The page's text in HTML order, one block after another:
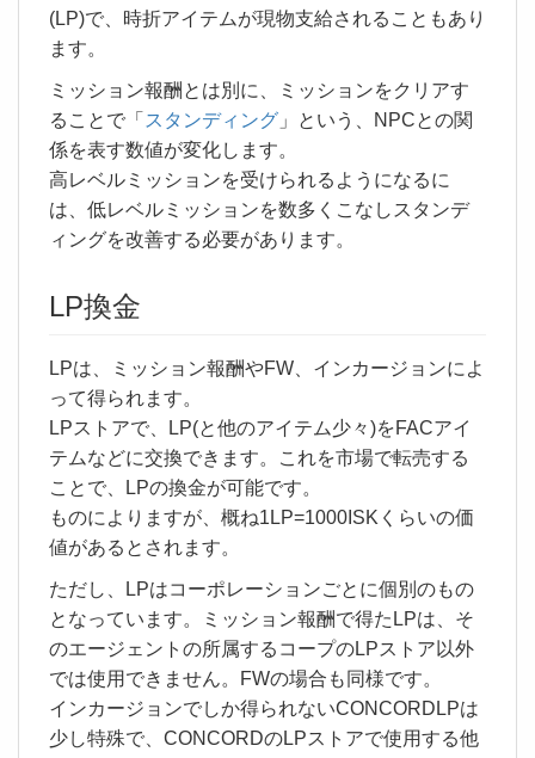
(LP)で、時折アイテムが現物支給されることもあり
ます。
ミッション報酬とは別に、ミッションをクリアす
ることで「 スタンディング 」という、NPCとの関
係を表す数値が変化します。
高レベルミッションを受けられるようになるに
は、低レベルミッションを数多くこなしスタンデ
ィングを改善する必要があります。
LP換金
LPは、ミッション報酬やFW、インカージョンによ
って得られます。
LPストアで、LP(と他のアイテム少々)をFACアイ
テムなどに交換できます。これを市場で転売する
ことで、LPの換金が可能です。
ものによりますが、概ね1LP=1000ISKくらいの価
値があるとされます。
ただし、LPはコーポレーションごとに個別のもの
となっています。ミッション報酬で得たLPは、そ
のエージェントの所属するコープのLPストア以外
では使用できません。FWの場合も同様です。
インカージョンでしか得られないCONCORDLPは
少し特殊で、CONCORDのLPストアで使用する他